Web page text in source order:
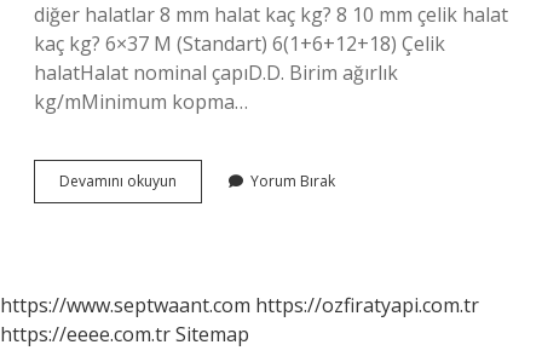
diğer halatlar 8 mm halat kaç kg? 8 10 mm çelik halat
kaç kg? 6×37 M (Standart) 6(1+6+12+18) Çelik
halatHalat nominal çapıD.D. Birim ağırlık
kg/mMinimum kopma…
Devamını okuyun
Kg
Metre
Yorum Bırak
https://www.septwaant.com https://ozfiratyapi.com.tr
https://eeee.com.trSitemap